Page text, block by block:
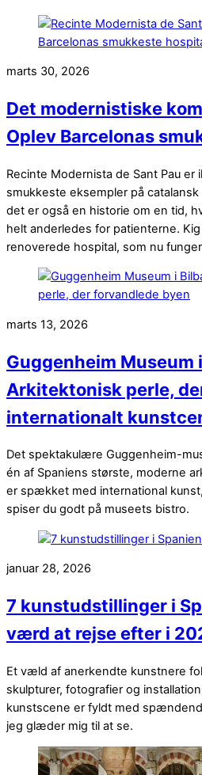
marts 30, 2026
Det modernistiske
Oplev Barcelonas
Recinte Modernista de Sant Pau er
smukkeste eksempler på
det er også en historie om en tid,
helt anderledes for patienterne.
renoverede hospital, som nu
marts 13, 2026
Guggenheim Museum
Arkitektonisk perle,
internationalt
Det spektakulære Guggenheim-
én af Spaniens største, moderne
er spækket med international
spiser du godt på museets bistro.
januar 28, 2026
7 kunstudstillinger i
værd at rejse efter i
Et væld af anerkendte kunstnere
skulpturer, fotografier og
kunstscene er fyldt med
jeg glæder mig til at se.